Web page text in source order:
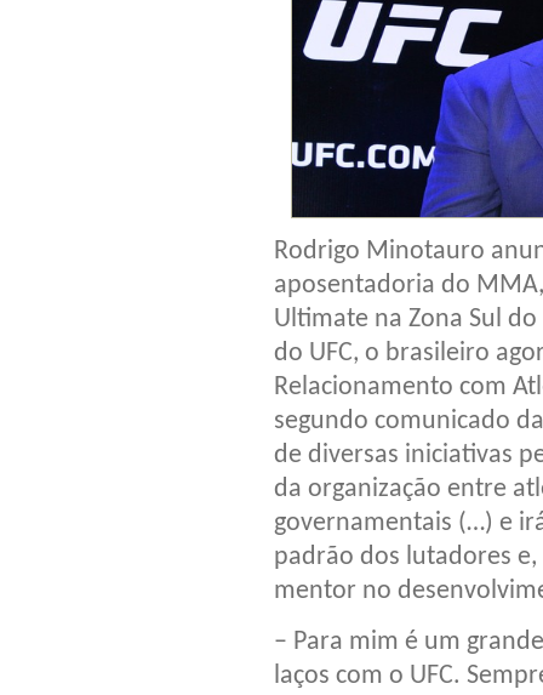
Rodrigo Minotauro
aposentadoria do
Ultimate na Zona Sul
do UFC, o brasileiro
Relacionamento com
segundo comunicado
de diversas iniciativas
da organização entre
governamentais (…) e
padrão dos lutadores
mentor no
– Para mim é um
laços com o UFC.